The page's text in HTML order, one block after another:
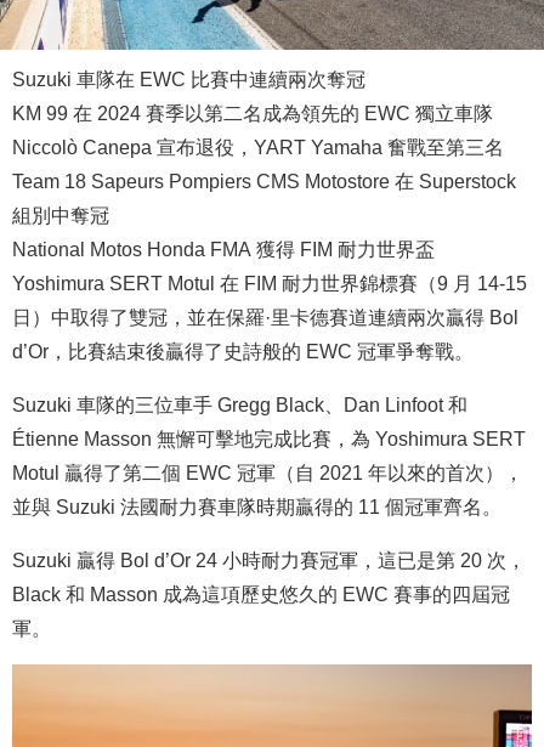
Suzuki 車隊在 EWC 比賽中連續兩次奪冠
KM 99 在 2024 賽季以第二名成為領先的 EWC 獨立車隊
Niccolò Canepa 宣布退役，YART Yamaha 奮戰至第三名
Team 18 Sapeurs Pompiers CMS Motostore 在 Superstock
組別中奪冠
National Motos Honda FMA 獲得 FIM 耐力世界盃
Yoshimura SERT Motul 在 FIM 耐力世界錦標賽（9 月 14-15
日）中取得了雙冠，並在保羅·里卡德賽道連續兩次贏得 Bol
d’Or，比賽結束後贏得了史詩般的 EWC 冠軍爭奪戰。
Suzuki 車隊的三位車手 Gregg Black、Dan Linfoot 和
Étienne Masson 無懈可擊地完成比賽，為 Yoshimura SERT
Motul 贏得了第二個 EWC 冠軍（自 2021 年以來的首次），
並與 Suzuki 法國耐力賽車隊時期贏得的 11 個冠軍齊名。
Suzuki 贏得 Bol d’Or 24 小時耐力賽冠軍，這已是第 20 次，
Black 和 Masson 成為這項歷史悠久的 EWC 賽事的四屆冠
軍。